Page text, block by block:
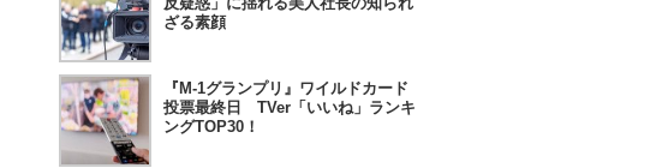
ざる素顔
『M-1グランプリ』ワイルドカード
投票最終日 TVer「いいね」ランキ
ングTOP30！